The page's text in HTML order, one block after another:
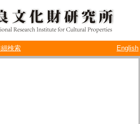
検索 English